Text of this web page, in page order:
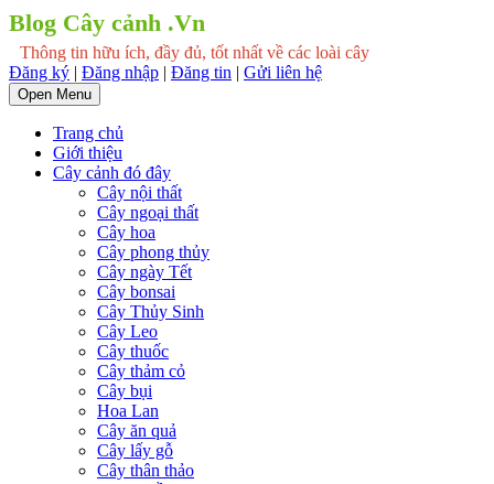
Blog Cây cảnh .Vn
Thông tin hữu ích, đầy đủ, tốt nhất về các loài cây
Đăng ký | Đăng nhập | Đăng tin | Gửi liên hệ
Open Menu
Trang chủ
Giới thiệu
Cây cảnh đó đây
Cây nội thất
Cây ngoại thất
Cây hoa
Cây phong thủy
Cây ngày Tết
Cây bonsai
Cây Thủy Sinh
Cây Leo
Cây thuốc
Cây thảm cỏ
Cây bụi
Hoa Lan
Cây ăn quả
Cây lấy gỗ
Cây thân thảo